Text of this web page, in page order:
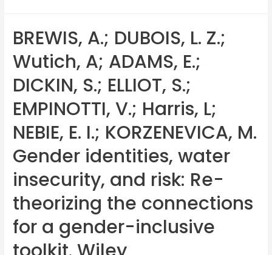
BREWIS, A.; DUBOIS, L. Z.;
Wutich, A; ADAMS, E.;
DICKIN, S.; ELLIOT, S.;
EMPINOTTI, V.; Harris, L;
NEBIE, E. I.; KORZENEVICA, M.
Gender identities, water
insecurity, and risk: Re-
theorizing the connections
for a gender-inclusive